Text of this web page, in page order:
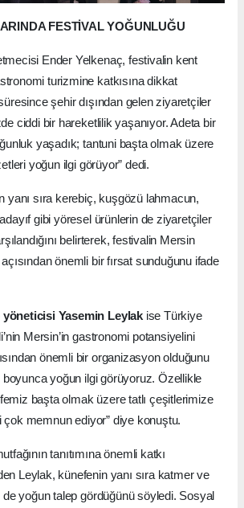
FESTİVAL YOĞUNLUĞU
Ender Yelkenaç, festivalin kent
turizmine katkısına dikkat
şehir dışından gelen ziyaretçiler
ciddi bir hareketlilik yaşanıyor. Adeta bir
yaşadık; tantuni başta olmak üzere
yoğun ilgi görüyor” dedi.
yanı sıra kerebiç, kuşgözü lahmacun,
gibi yöresel ürünlerin de ziyaretçiler
belirterek, festivalin Mersin
açısından önemli bir fırsat sunduğunu ifade
Yasemin Leylakise Türkiye
Mersin’in gastronomi potansiyelini
önemli bir organizasyon olduğunu
boyunca yoğun ilgi görüyoruz. Özellikle
başta olmak üzere tatlı çeşitlerimize
çok memnun ediyor” diye konuştu.
tanıtımına önemli katkı
Leylak, künefenin yanı sıra katmer ve
yoğun talep gördüğünü söyledi. Sosyal